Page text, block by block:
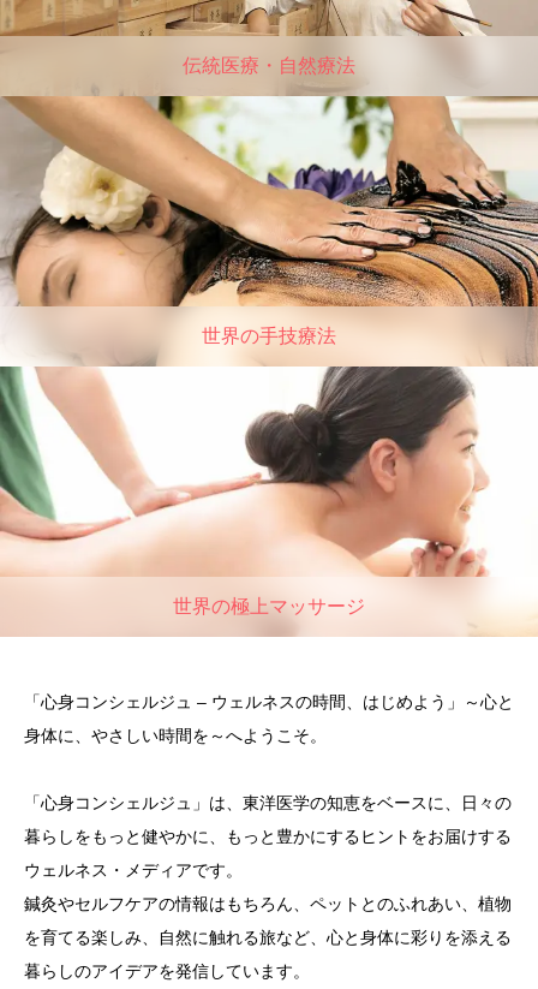
伝統医療・自然療法
世界の手技療法
世界の極上マッサージ
「心身コンシェルジュ – ウェルネスの時間、はじめよう」～心と
身体に、やさしい時間を～へようこそ。
「心身コンシェルジュ」は、東洋医学の知恵をベースに、日々の
暮らしをもっと健やかに、もっと豊かにするヒントをお届けする
ウェルネス・メディアです。
鍼灸やセルフケアの情報はもちろん、ペットとのふれあい、植物
を育てる楽しみ、自然に触れる旅など、心と身体に彩りを添える
暮らしのアイデアを発信しています。